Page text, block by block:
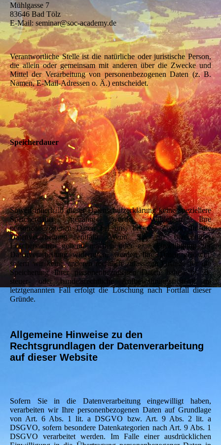
Mühlgasse 7
83646 Bad Tölz
E-Mail: seminar@soc-academy.de
Verantwortliche Stelle ist die natürliche oder juristische Person,
die allein oder gemeinsam mit anderen über die Zwecke und
Mittel der Verarbeitung von personenbezogenen Daten (z. B.
Namen, E-Mail-Adressen o. Ä.) entscheidet.
Speicherdauer
Soweit innerhalb dieser Datenschutzerklärung keine speziellere
Speicherdauer genannt wurde, verbleiben Ihre
personenbezogenen Daten bei uns, bis der Zweck für die
Datenverarbeitung entfällt. Wenn Sie ein berechtigtes
Löschersuchen geltend machen oder eine Einwilligung zur
Datenverarbeitung widerrufen, werden Ihre Daten gelöscht,
sofern wir keine anderen rechtlich zulässigen Gründe für die
Speicherung Ihrer personenbezogenen Daten haben (z. B.
steuer- oder handelsrechtliche Aufbewahrungsfristen); im
letztgenannten Fall erfolgt die Löschung nach Fortfall dieser
Gründe.
Allgemeine Hinweise zu den
Rechtsgrundlagen der Datenverarbeitung
auf dieser Website
Sofern Sie in die Datenverarbeitung eingewilligt haben,
verarbeiten wir Ihre personenbezogenen Daten auf Grundlage
von Art. 6 Abs. 1 lit. a DSGVO bzw. Art. 9 Abs. 2 lit. a
DSGVO, sofern besondere Datenkategorien nach Art. 9 Abs. 1
DSGVO verarbeitet werden. Im Falle einer ausdrücklichen